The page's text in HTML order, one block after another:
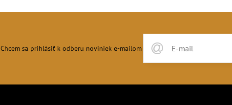
Chcem sa prihlásiť k odberu noviniek e-mailom